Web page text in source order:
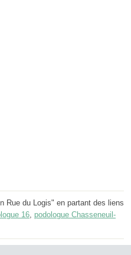
Rue du Logis" en partant des liens
16
podologue Chasseneuil-